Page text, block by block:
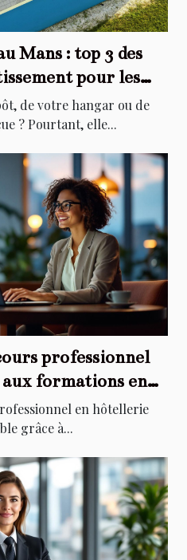
Mans : top 3 des
pour les
de votre hangar ou de
? Pourtant, elle...
professionnel
formations en
en hôtellerie
grâce à...